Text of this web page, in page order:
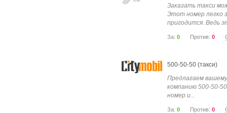
Заказать такси
Этот номер легко
пригодится. Ведь
За: 0 Против: 0
500-50-50 (такси)
Предлагаем
компанию 500-50-
номер и...
За: 0 Против: 0